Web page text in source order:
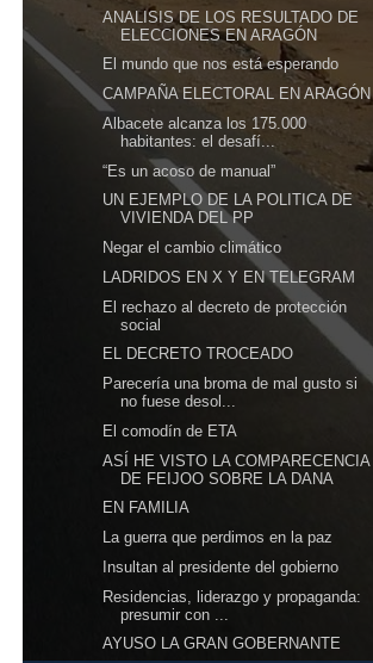
ANALISIS DE LOS RESULTADO DE
ELECCIONES EN ARAGÓN
El mundo que nos está esperando
CAMPAÑA ELECTORAL EN ARAGÓN
Albacete alcanza los 175.000
habitantes: el desafí...
“Es un acoso de manual”
UN EJEMPLO DE LA POLITICA DE
VIVIENDA DEL PP
Negar el cambio climático
LADRIDOS EN X Y EN TELEGRAM
El rechazo al decreto de protección
social
EL DECRETO TROCEADO
Parecería una broma de mal gusto si
no fuese desol...
El comodín de ETA
ASÍ HE VISTO LA COMPARECENCIA
DE FEIJOO SOBRE LA DANA
EN FAMILIA
La guerra que perdimos en la paz
Insultan al presidente del gobierno
Residencias, liderazgo y propaganda:
presumir con ...
AYUSO LA GRAN GOBERNANTE